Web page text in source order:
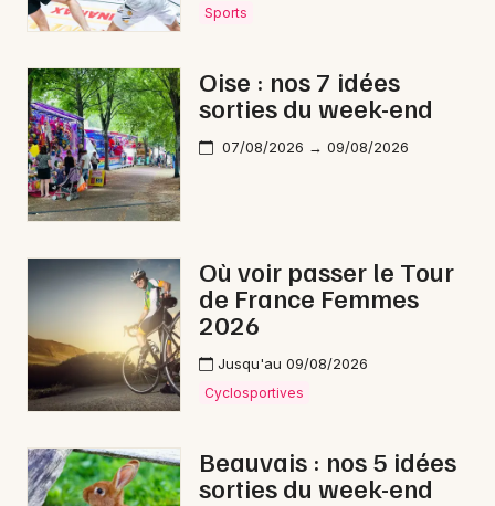
Rock / metal en Picardie
Rock / metal dans les Hauts-de-France
Newsletter des sorties
Artistes en tournée
Actus à Noyon
Magazine à Noyon
Sports
Oise : nos 7 idées
sorties du week-end
07/08/2026 → 09/08/2026
Où voir passer le Tour
de France Femmes
2026
Jusqu'au 09/08/2026
Cyclosportives
Beauvais : nos 5 idées
sorties du week-end